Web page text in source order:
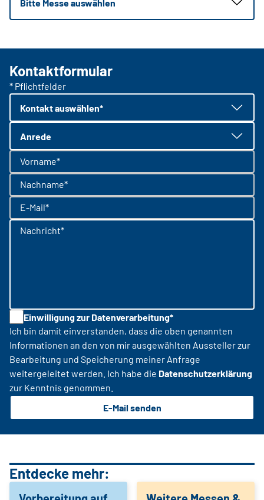
Bitte Messe auswählen
Kontaktformular
* Pflichtfelder
Kontakt auswählen*
Anrede
Vorname*
Nachname*
E-Mail*
Nachricht*
Einwilligung zur Datenverarbeitung*
Ich bin damit einverstanden, dass die oben genannten
Informationen an den von mir ausgewählten Aussteller zur
Bearbeitung und Speicherung meiner Anfrage
weitergeleitet werden. Ich habe die Datenschutzerklärung
zur Kenntnis genommen.
E-Mail senden
Entdecke mehr: